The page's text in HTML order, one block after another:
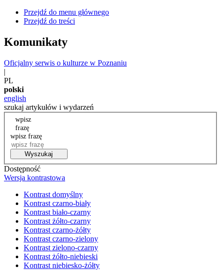
Przejdź do menu głównego
Przejdź do treści
Komunikaty
Oficjalny serwis o kulturze w Poznaniu
|
PL
polski
english
szukaj artykułów i wydarzeń
wpisz
frazę
wpisz frazę
Wyszukaj
Dostępność
Wersja kontrastowa
Kontrast domyślny
Kontrast czarno-biały
Kontrast biało-czarny
Kontrast żółto-czarny
Kontrast czarno-żółty
Kontrast czarno-zielony
Kontrast zielono-czarny
Kontrast żółto-niebieski
Kontrast niebiesko-żółty